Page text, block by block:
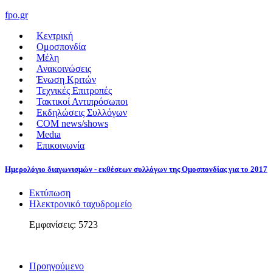
fpo.gr
Κεντρική
Ομοσπονδία
Μέλη
Ανακοινώσεις
Ένωση Κριτών
Τεχνικές Επιτροπές
Τακτικοί Αντιπρόσωποι
Εκδηλώσεις Συλλόγων
COM news/shows
Medιa
Επικοινωνία
Ημερολόγιο διαγωνισμών - εκθέσεων συλλόγων της Ομοσπονδίας για το 2017
Εκτύπωση
Ηλεκτρονικό ταχυδρομείο
Εμφανίσεις: 5723
Προηγούμενο